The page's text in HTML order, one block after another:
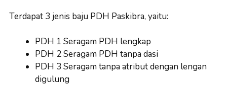
Terdapat 3 jenis baju PDH Paskibra, yaitu:
PDH 1 Seragam PDH lengkap
PDH 2 Seragam PDH tanpa dasi
PDH 3 Seragam tanpa atribut dengan lengan
digulung